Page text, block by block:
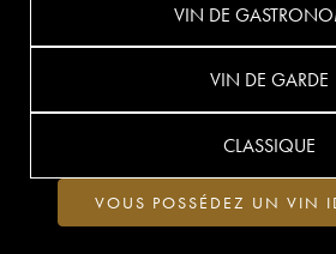
VIN DE
VIN DE GARDE
CLASSIQUE
VOUS POSSÉDEZ UN VIN